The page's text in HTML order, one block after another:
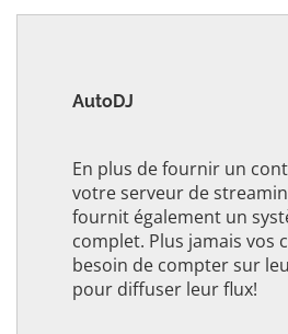
AutoDJ
En plus de fournir un
votre serveur de
fournit également un
complet. Plus jamais vos
besoin de compter sur
pour diffuser leur flux!